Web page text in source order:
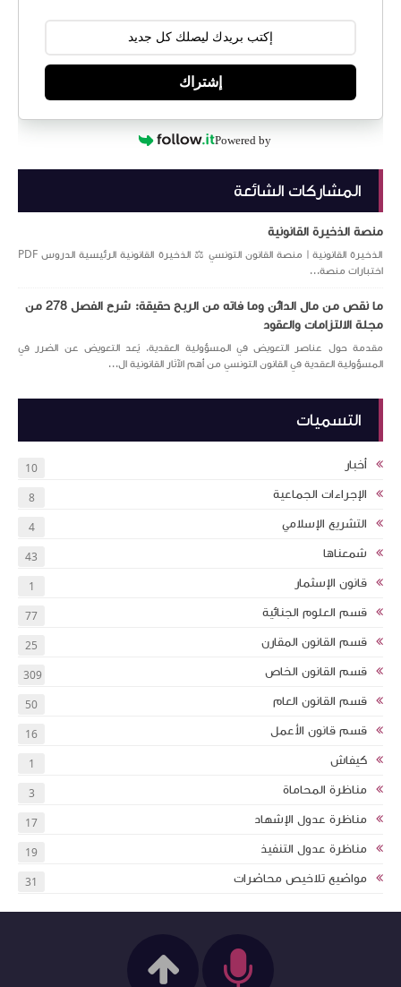
إشتراك
Powered by
المشاركات الشائعة
منصة الذخيرة القانونية
الذخيرة القانونية | منصة القانون التونسي ⚖️ الذخيرة القانونية الرئيسية الدروس PDF
اختبارات منصة...
ما نقص من مال الدائن وما فاته من الربح حقيقة: شرح الفصل 278 من
مجلة الالتزامات والعقود
مقدمة حول عناصر التعويض في المسؤولية العقدية. يُعد التعويض عن الضرر في
المسؤولية العقدية في القانون التونسي من أهم الآثار القانونية ال...
التسميات
أخبار 10
الإجراءات الجماعية 8
التشريع الإسلامي 4
شمعناها 43
قانون الإسثمار 1
قسم العلوم الجنائية 77
قسم القانون المقارن 25
قسم القانون الخاص 309
قسم القانون العام 50
قسم قانون الأعمل 16
كيفاش 1
مناظرة المحاماة 3
مناظرة عدول الإشهاد 17
مناظرة عدول التنفيذ 19
مواضيع تلاخيص محاضرات 31